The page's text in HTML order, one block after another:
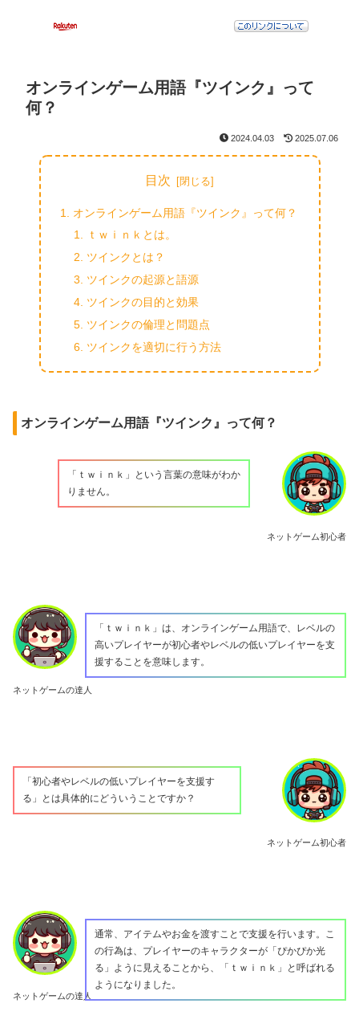
オンラインゲーム用語『ツインク』って
何？
2024.04.03 2025.07.06
目次
オンラインゲーム用語『ツインク』って何？
ｔｗｉｎｋとは。
ツインクとは？
ツインクの起源と語源
ツインクの目的と効果
ツインクの倫理と問題点
ツインクを適切に行う方法
オンラインゲーム用語『ツインク』って何？
ネットゲーム初心者
「ｔｗｉｎｋ」という言葉の意味がわか
りません。
ネットゲームの達人
「ｔｗｉｎｋ」は、オンラインゲーム用語で、レベルの
高いプレイヤーが初心者やレベルの低いプレイヤーを支
援することを意味します。
ネットゲーム初心者
「初心者やレベルの低いプレイヤーを支援す
る」とは具体的にどういうことですか？
ネットゲームの達人
通常、アイテムやお金を渡すことで支援を行います。こ
の行為は、プレイヤーのキャラクターが「ぴかぴか光
る」ように見えることから、「ｔｗｉｎｋ」と呼ばれる
ようになりました。